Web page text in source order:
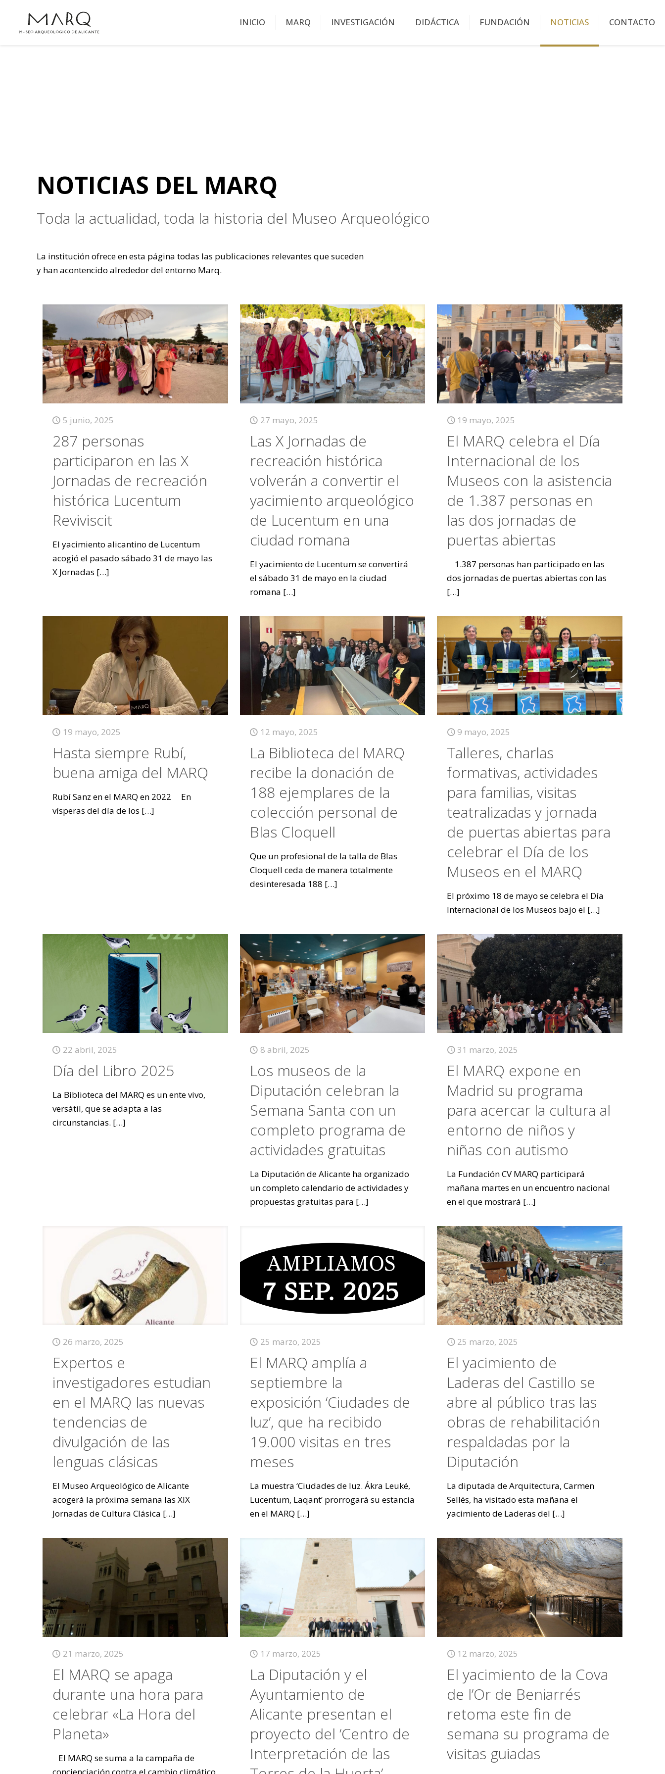
INICIO MARQ INVESTIGACIÓN DIDÁCTICA FUNDACIÓN NOTICIAS CONTACTO
NOTICIAS DEL MARQ
Toda la actualidad, toda la historia del Museo Arqueológico
La institución ofrece en esta página todas las publicaciones relevantes que suceden
y han acontencido alrededor del entorno Marq.
5 junio, 2025
287 personas
participaron en las X
Jornadas de recreación
histórica Lucentum
Reviviscit
El yacimiento alicantino de Lucentum
acogió el pasado sábado 31 de mayo las
X Jornadas […]
27 mayo, 2025
Las X Jornadas de
recreación histórica
volverán a convertir el
yacimiento arqueológico
de Lucentum en una
ciudad romana
El yacimiento de Lucentum se convertirá
el sábado 31 de mayo en la ciudad
romana […]
19 mayo, 2025
El MARQ celebra el Día
Internacional de los
Museos con la asistencia
de 1.387 personas en
las dos jornadas de
puertas abiertas
1.387 personas han participado en las
dos jornadas de puertas abiertas con las
[…]
19 mayo, 2025
Hasta siempre Rubí,
buena amiga del MARQ
Rubí Sanz en el MARQ en 2022 En
vísperas del día de los […]
12 mayo, 2025
La Biblioteca del MARQ
recibe la donación de
188 ejemplares de la
colección personal de
Blas Cloquell
Que un profesional de la talla de Blas
Cloquell ceda de manera totalmente
desinteresada 188 […]
9 mayo, 2025
Talleres, charlas
formativas, actividades
para familias, visitas
teatralizadas y jornada
de puertas abiertas para
celebrar el Día de los
Museos en el MARQ
El próximo 18 de mayo se celebra el Día
Internacional de los Museos bajo el […]
22 abril, 2025
Día del Libro 2025
La Biblioteca del MARQ es un ente vivo,
versátil, que se adapta a las
circunstancias. […]
8 abril, 2025
Los museos de la
Diputación celebran la
Semana Santa con un
completo programa de
actividades gratuitas
La Diputación de Alicante ha organizado
un completo calendario de actividades y
propuestas gratuitas para […]
31 marzo, 2025
El MARQ expone en
Madrid su programa
para acercar la cultura al
entorno de niños y
niñas con autismo
La Fundación CV MARQ participará
mañana martes en un encuentro nacional
en el que mostrará […]
26 marzo, 2025
Expertos e
investigadores estudian
en el MARQ las nuevas
tendencias de
divulgación de las
lenguas clásicas
El Museo Arqueológico de Alicante
acogerá la próxima semana las XIX
Jornadas de Cultura Clásica […]
25 marzo, 2025
El MARQ amplía a
septiembre la
exposición ‘Ciudades de
luz’, que ha recibido
19.000 visitas en tres
meses
La muestra ‘Ciudades de luz. Ákra Leuké,
Lucentum, Laqant’ prorrogará su estancia
en el MARQ […]
25 marzo, 2025
El yacimiento de
Laderas del Castillo se
abre al público tras las
obras de rehabilitación
respaldadas por la
Diputación
La diputada de Arquitectura, Carmen
Sellés, ha visitado esta mañana el
yacimiento de Laderas del […]
21 marzo, 2025
El MARQ se apaga
durante una hora para
celebrar «La Hora del
Planeta»
El MARQ se suma a la campaña de
17 marzo, 2025
La Diputación y el
Ayuntamiento de
Alicante presentan el
proyecto del ‘Centro de
Interpretación de las
12 marzo, 2025
El yacimiento de la Cova
de l’Or de Beniarrés
retoma este fin de
semana su programa de
visitas guiadas